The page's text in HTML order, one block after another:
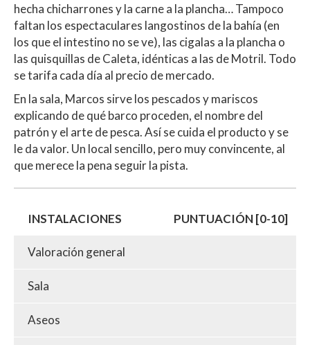
hecha chicharrones y la carne a la plancha… Tampoco
faltan los espectaculares langostinos de la bahía (en
los que el intestino no se ve), las cigalas a la plancha o
las quisquillas de Caleta, idénticas a las de Motril. Todo
se tarifa cada día al precio de mercado.
En la sala, Marcos sirve los pescados y mariscos
explicando de qué barco proceden, el nombre del
patrón y el arte de pesca. Así se cuida el producto y se
le da valor. Un local sencillo, pero muy convincente, al
que merece la pena seguir la pista.
INSTALACIONES PUNTUACIÓN [0-10]
Valoración general
Sala
Aseos